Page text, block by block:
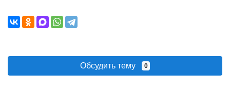
Обсудить тему 0